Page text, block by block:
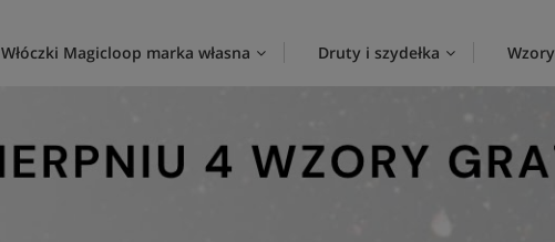
Włóczki Magicloop marka własna Druty i szydełka Wzory